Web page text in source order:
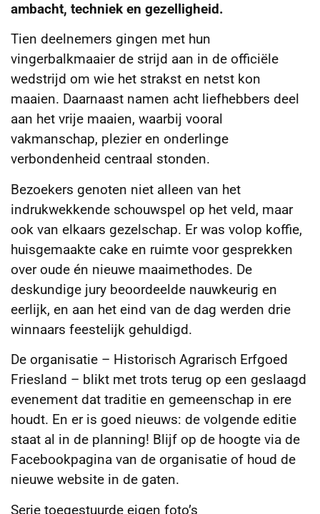
ambacht, techniek en gezelligheid.
Tien deelnemers gingen met hun
vingerbalkmaaier de strijd aan in de officiële
wedstrijd om wie het strakst en netst kon
maaien. Daarnaast namen acht liefhebbers deel
aan het vrije maaien, waarbij vooral
vakmanschap, plezier en onderlinge
verbondenheid centraal stonden.
Bezoekers genoten niet alleen van het
indrukwekkende schouwspel op het veld, maar
ook van elkaars gezelschap. Er was volop koffie,
huisgemaakte cake en ruimte voor gesprekken
over oude én nieuwe maaimethodes. De
deskundige jury beoordeelde nauwkeurig en
eerlijk, en aan het eind van de dag werden drie
winnaars feestelijk gehuldigd.
De organisatie – Historisch Agrarisch Erfgoed
Friesland – blikt met trots terug op een geslaagd
evenement dat traditie en gemeenschap in ere
houdt. En er is goed nieuws: de volgende editie
staat al in de planning! Blijf op de hoogte via de
Facebookpagina van de organisatie of houd de
nieuwe website in de gaten.
Serie toegestuurde eigen foto’s